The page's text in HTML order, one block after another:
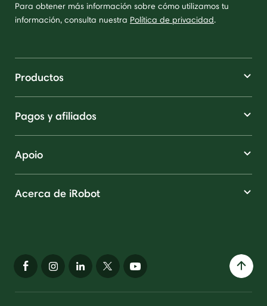
Para obtener más información sobre cómo utilizamos tu
información, consulta nuestra Política de privacidad.
Productos
Pagos y afiliados
Apoio
Acerca de iRobot